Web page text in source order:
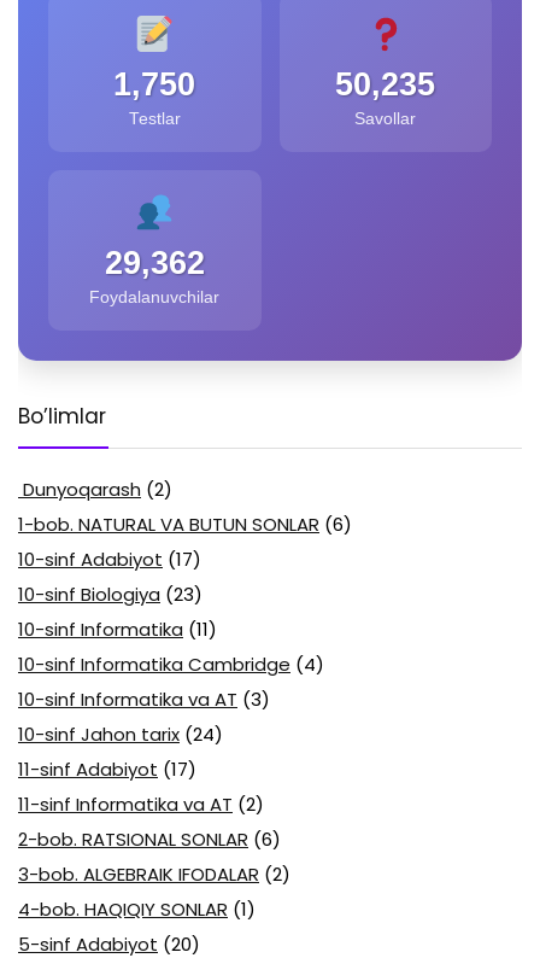
1,750
Testlar
50,235
Savollar
29,362
Foydalanuvchilar
Bo’limlar
Dunyoqarash (2)
1-bob. NATURAL VA BUTUN SONLAR (6)
10-sinf Adabiyot (17)
10-sinf Biologiya (23)
10-sinf Informatika (11)
10-sinf Informatika Cambridge (4)
10-sinf Informatika va AT (3)
10-sinf Jahon tarix (24)
11-sinf Adabiyot (17)
11-sinf Informatika va AT (2)
2-bob. RATSIONAL SONLAR (6)
3-bob. ALGEBRAIK IFODALAR (2)
4-bob. HAQIQIY SONLAR (1)
5-sinf Adabiyot (20)